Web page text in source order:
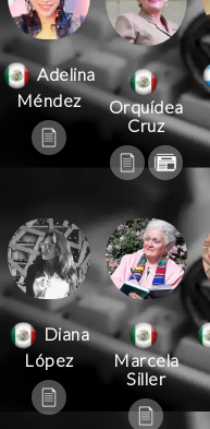
Adelina
Méndez
Orquídea
Cruz
Diana
López
Marcela
Siller